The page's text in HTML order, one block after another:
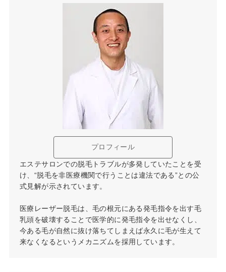
プロフィール
エステサロンでの脱毛トラブルが多発していたことを受
け、“脱毛を非医療機関で行うことは違法である”との公
式見解が示されています。
医療レーザー脱毛は、毛の根元にある発毛指令を出す毛
乳頭を破壊することで医学的に発毛指令を出せなくし、
今ある毛が自然に抜け落ちてしまえば永久に毛が生えて
来なくなるというメカニズムを採用しています。